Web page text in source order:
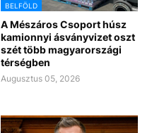
BELFÖLD
A Mészáros Csoport húsz
kamionnyi ásványvizet oszt
szét több magyarországi
térségben
Augusztus 05, 2026